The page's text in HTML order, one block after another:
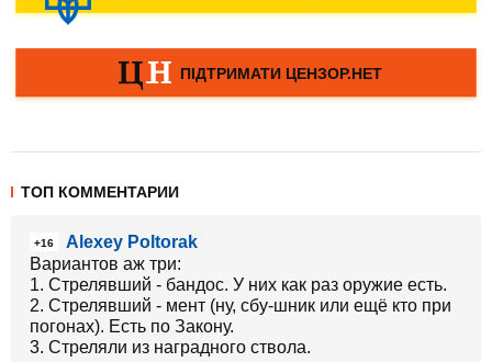
ТОП КОММЕНТАРИИ
+16
Alexey Poltorak
Вариантов аж три:
1. Стрелявший - бандос. У них как раз оружие есть.
2. Стрелявший - мент (ну, сбу-шник или ещё кто при
погонах). Есть по Закону.
3. Стреляли из наградного ствола.